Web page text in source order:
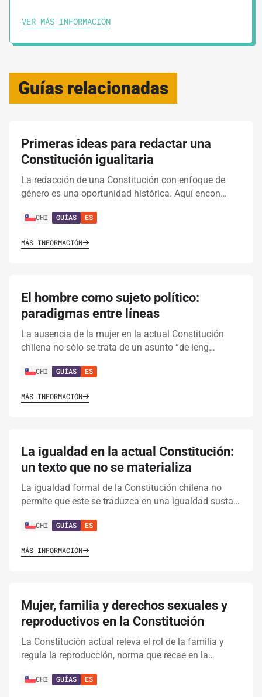
VER MÁS INFORMACIÓN
Guías relacionadas
Primeras ideas para redactar una
Constitución igualitaria
La redacción de una Constitución con enfoque de
género es una oportunidad histórica. Aquí encon…
CHI GUÍAS ES
MÁS INFORMACIÓN
El hombre como sujeto político:
paradigmas entre líneas
La ausencia de la mujer en la actual Constitución
chilena no sólo se trata de un asunto “de leng…
CHI GUÍAS ES
MÁS INFORMACIÓN
La igualdad en la actual Constitución:
un texto que no se materializa
La igualdad formal de la Constitución chilena no
permite que este se traduzca en una igualdad susta…
CHI GUÍAS ES
MÁS INFORMACIÓN
Mujer, familia y derechos sexuales y
reproductivos en la Constitución
La Constitución actual releva el rol de la familia y
regula la reproducción, norma que recae en la…
CHI GUÍAS ES